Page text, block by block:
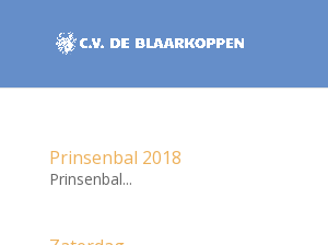
Prinsenbal 2018
Prinsenbal...